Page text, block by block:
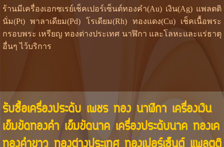
ร้านมีเครื่องเอกซเรย์เช็คเปอร์เซ็นต์ทองคำ(Au) เงิน(Ag) แพลตติ
นั่ม(Pt) พาลาเดียม(Pd) โรเดียม(Rh) ทองแดง(Cu) เช็คเนื้อพระ
กรอบพระ เหรียญ ทองต่างประเทศ นาฬิกา และโลหะและแร่ธาตุ
อื่นๆ ไว้บริการ
รับซื้อเครื่องประดับ เพชร ทอง นาฬิกา เครื่องเงิน
เข็มขัดทองคำ เข็มขัดนาค เครื่องประดับนาค ทองเค